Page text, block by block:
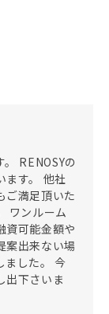
RENOSYの
ます。 他社
ご満足頂いた
ワンルーム
資可能金額や
案出来ない場
ました。 今
出下さいま